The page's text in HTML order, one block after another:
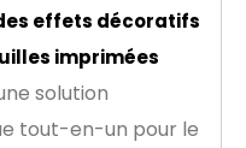
effets décoratifs
imprimées
solution
tout-en-un pour le